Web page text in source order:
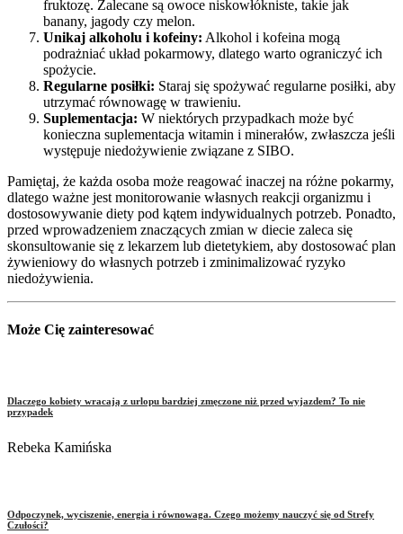
fruktozę. Zalecane są owoce niskowłókniste, takie jak
banany, jagody czy melon.
Unikaj alkoholu i kofeiny: Alkohol i kofeina mogą
podrażniać układ pokarmowy, dlatego warto ograniczyć ich
spożycie.
Regularne posiłki: Staraj się spożywać regularne posiłki, aby
utrzymać równowagę w trawieniu.
Suplementacja: W niektórych przypadkach może być
konieczna suplementacja witamin i minerałów, zwłaszcza jeśli
występuje niedożywienie związane z SIBO.
Pamiętaj, że każda osoba może reagować inaczej na różne pokarmy,
dlatego ważne jest monitorowanie własnych reakcji organizmu i
dostosowywanie diety pod kątem indywidualnych potrzeb. Ponadto,
przed wprowadzeniem znaczących zmian w diecie zaleca się
skonsultowanie się z lekarzem lub dietetykiem, aby dostosować plan
żywieniowy do własnych potrzeb i zminimalizować ryzyko
niedożywienia.
Może Cię zainteresować
Dlaczego kobiety wracają z urlopu bardziej zmęczone niż przed wyjazdem? To nie
przypadek
Rebeka Kamińska
Odpoczynek, wyciszenie, energia i równowaga. Czego możemy nauczyć się od Strefy
Czułości?